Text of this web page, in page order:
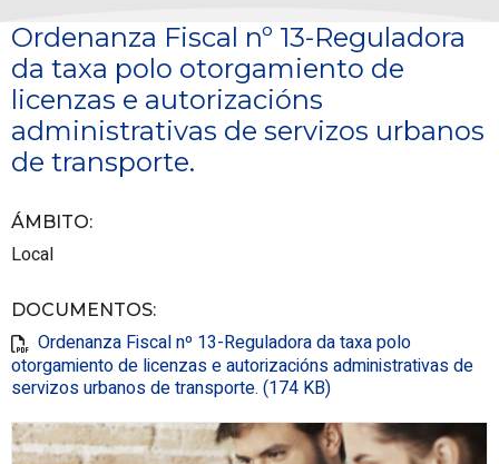
Ordenanza Fiscal nº 13-Reguladora
da taxa polo otorgamiento de
licenzas e autorizacións
administrativas de servizos urbanos
de transporte.
ÁMBITO:
Local
DOCUMENTOS:
Ordenanza Fiscal nº 13-Reguladora da taxa polo
otorgamiento de licenzas e autorizacións administrativas de
servizos urbanos de transporte. (174 KB)